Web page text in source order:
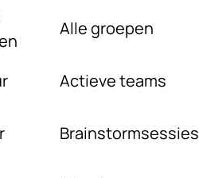
Alle groepen
Actieve teams
Brainstormsessies